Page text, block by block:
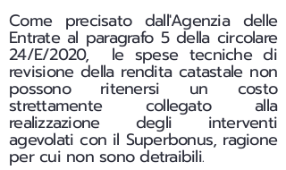
Come precisato dall'Agenzia delle
Entrate al paragrafo 5 della circolare
24/E/2020, le spese tecniche di
revisione della rendita catastale non
possono ritenersi un costo
strettamente collegato alla
realizzazione degli interventi
agevolati con il Superbonus, ragione
per cui non sono detraibili.